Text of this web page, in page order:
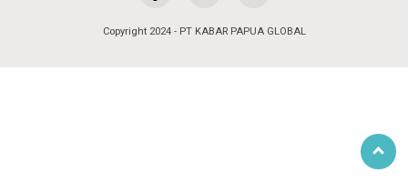
Copyright 2024 - PT KABAR PAPUA GLOBAL